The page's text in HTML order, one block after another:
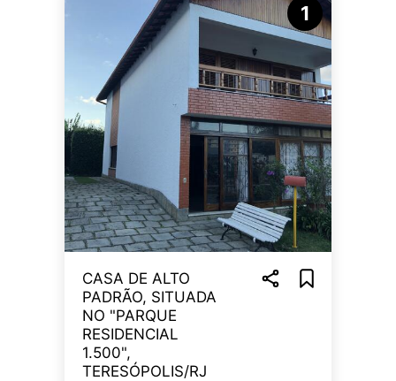
1
CASA DE ALTO
PADRÃO, SITUADA
NO "PARQUE
RESIDENCIAL
1.500",
TERESÓPOLIS/RJ